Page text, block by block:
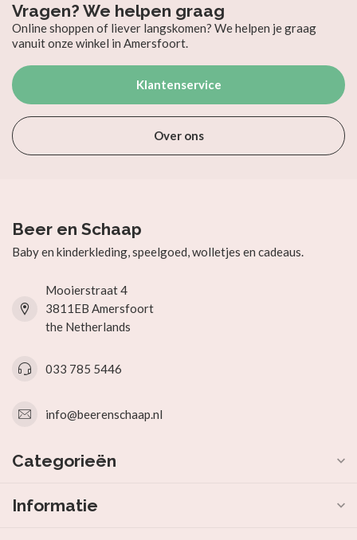
Vragen? We helpen graag
Online shoppen of liever langskomen? We helpen je graag
vanuit onze winkel in Amersfoort.
Klantenservice
Over ons
Beer en Schaap
Baby en kinderkleding, speelgoed, wolletjes en cadeaus.
Mooierstraat 4
3811EB Amersfoort
the Netherlands
033 785 5446
info@beerenschaap.nl
Categorieën
Informatie